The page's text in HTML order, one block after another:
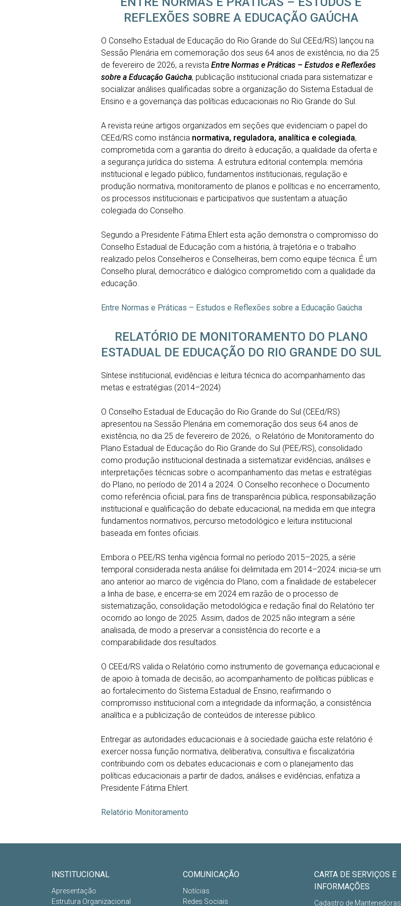
REFLEXÕES SOBRE A EDUCAÇÃO GAÚCHA
O Conselho Estadual de Educação do Rio Grande do Sul CEEd/RS) lançou na
Sessão Plenária em comemoração dos seus 64 anos de existência, no dia 25
de fevereiro de 2026, a revista Entre Normas e Práticas – Estudos e Reflexões
sobre a Educação Gaúcha, publicação institucional criada para sistematizar e
socializar análises qualificadas sobre a organização do Sistema Estadual de
Ensino e a governança das políticas educacionais no Rio Grande do Sul.
A revista reúne artigos organizados em seções que evidenciam o papel do
CEEd/RS como instância normativa, reguladora, analítica e colegiada,
comprometida com a garantia do direito à educação, a qualidade da oferta e
a segurança jurídica do sistema. A estrutura editorial contempla: memória
institucional e legado público, fundamentos institucionais, regulação e
produção normativa, monitoramento de planos e políticas e no encerramento,
os processos institucionais e participativos que sustentam a atuação
colegiada do Conselho.
Segundo a Presidente Fátima Ehlert esta ação demonstra o compromisso do
Conselho Estadual de Educação com a história, à trajetória e o trabalho
realizado pelos Conselheiros e Conselheiras, bem como equipe técnica. É um
Conselho plural, democrático e dialógico comprometido com a qualidade da
educação.
Entre Normas e Práticas – Estudos e Reflexões sobre a Educação Gaúcha
RELATÓRIO DE MONITORAMENTO DO PLANO
ESTADUAL DE EDUCAÇÃO DO RIO GRANDE DO SUL
Síntese institucional, evidências e leitura técnica do acompanhamento das
metas e estratégias (2014–2024)
O Conselho Estadual de Educação do Rio Grande do Sul (CEEd/RS)
apresentou na Sessão Plenária em comemoração dos seus 64 anos de
existência, no dia 25 de fevereiro de 2026, o Relatório de Monitoramento do
Plano Estadual de Educação do Rio Grande do Sul (PEE/RS), consolidado
como produção institucional destinada a sistematizar evidências, análises e
interpretações técnicas sobre o acompanhamento das metas e estratégias
do Plano, no período de 2014 a 2024. O Conselho reconhece o Documento
como referência oficial, para fins de transparência pública, responsabilização
institucional e qualificação do debate educacional, na medida em que integra
fundamentos normativos, percurso metodológico e leitura institucional
baseada em fontes oficiais.
Embora o PEE/RS tenha vigência formal no período 2015–2025, a série
temporal considerada nesta análise foi delimitada em 2014–2024: inicia-se um
ano anterior ao marco de vigência do Plano, com a finalidade de estabelecer
a linha de base, e encerra-se em 2024 em razão de o processo de
sistematização, consolidação metodológica e redação final do Relatório ter
ocorrido ao longo de 2025. Assim, dados de 2025 não integram a série
analisada, de modo a preservar a consistência do recorte e a
comparabilidade dos resultados.
O CEEd/RS valida o Relatório como instrumento de governança educacional e
de apoio à tomada de decisão, ao acompanhamento de políticas públicas e
ao fortalecimento do Sistema Estadual de Ensino, reafirmando o
compromisso institucional com a integridade da informação, a consistência
analítica e a publicização de conteúdos de interesse público.
Entregar as autoridades educacionais e à sociedade gaúcha este relatório é
exercer nossa função normativa, deliberativa, consultiva e fiscalizatória
contribuindo com os debates educacionais e com o planejamento das
políticas educacionais a partir de dados, análises e evidências, enfatiza a
Presidente Fátima Ehlert.
Relatório Monitoramento
INSTITUCIONAL
Apresentação
Estrutura Organizacional
COMUNICAÇÃO
Notícias
Redes Sociais
CARTA DE SERVIÇOS E
INFORMAÇÕES
Cadastro de Mantenedoras